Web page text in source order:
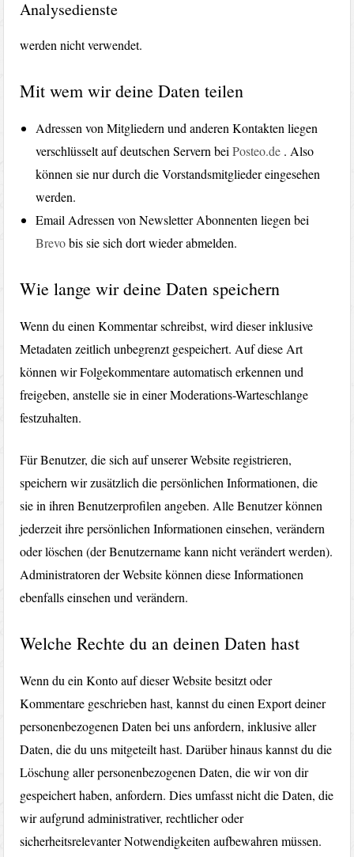
Analysedienste
werden nicht verwendet.
Mit wem wir deine Daten teilen
Adressen von Mitgliedern und anderen Kontakten liegen
verschlüsselt auf deutschen Servern beiPosteo.de . Also
können sie nur durch die Vorstandsmitglieder eingesehen
werden.
Email Adressen von Newsletter Abonnenten liegen bei
Brevobis sie sich dort wieder abmelden.
Wie lange wir deine Daten speichern
Wenn du einen Kommentar schreibst, wird dieser inklusive
Metadaten zeitlich unbegrenzt gespeichert. Auf diese Art
können wir Folgekommentare automatisch erkennen und
freigeben, anstelle sie in einer Moderations-Warteschlange
festzuhalten.
Für Benutzer, die sich auf unserer Website registrieren,
speichern wir zusätzlich die persönlichen Informationen, die
sie in ihren Benutzerprofilen angeben. Alle Benutzer können
jederzeit ihre persönlichen Informationen einsehen, verändern
oder löschen (der Benutzername kann nicht verändert werden).
Administratoren der Website können diese Informationen
ebenfalls einsehen und verändern.
Welche Rechte du an deinen Daten hast
Wenn du ein Konto auf dieser Website besitzt oder
Kommentare geschrieben hast, kannst du einen Export deiner
personenbezogenen Daten bei uns anfordern, inklusive aller
Daten, die du uns mitgeteilt hast. Darüber hinaus kannst du die
Löschung aller personenbezogenen Daten, die wir von dir
gespeichert haben, anfordern. Dies umfasst nicht die Daten, die
wir aufgrund administrativer, rechtlicher oder
sicherheitsrelevanter Notwendigkeiten aufbewahren müssen.